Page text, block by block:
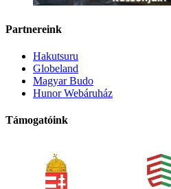
Partnereink
Hakutsuru
Globeland
Magyar Budo
Hunor Webáruház
Támogatóink